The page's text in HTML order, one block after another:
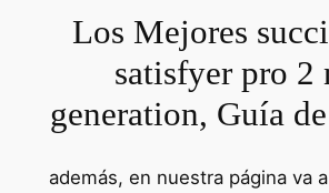
Los Mejores
satisfyer pro 2
generation, Guía
además, en nuestra página va